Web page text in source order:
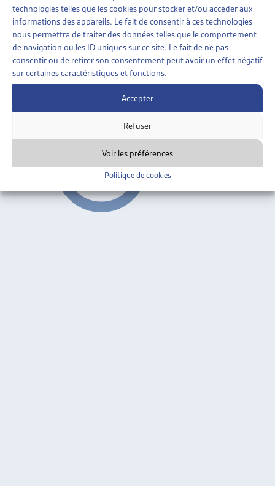
technologies telles que les cookies pour stocker et/ou accéder aux
informations des appareils. Le fait de consentir à ces technologies
nous permettra de traiter des données telles que le comportement
de navigation ou les ID uniques sur ce site. Le fait de ne pas
consentir ou de retirer son consentement peut avoir un effet négatif
sur certaines caractéristiques et fonctions.
Accepter
Refuser
Voir les préférences
Politique de cookies
ENJEUX SOCIAUX» TRAVAIL »TRAVAIL AU NOIR
LA NOUVELLE LOI FÉDÉRALE SUR LE TRAVAIL AU
NOIR
Pascal Mahon, dossier du mois, juil. 2007